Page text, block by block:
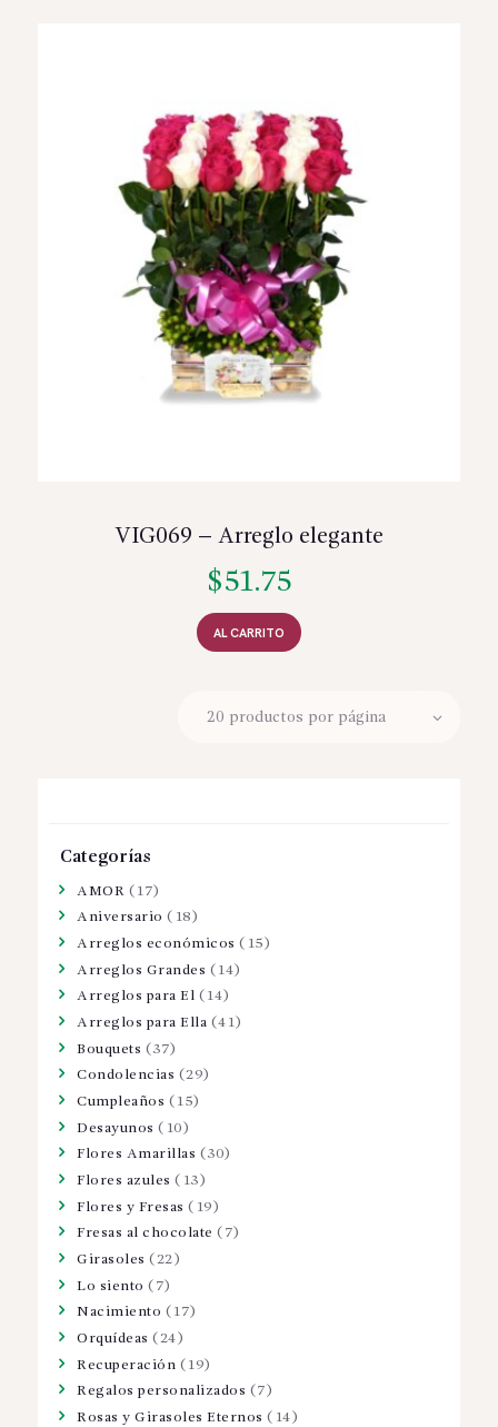
VIG069 – Arreglo elegante
$51.75
AL CARRITO
Categorías
AMOR (17)
Aniversario (18)
Arreglos económicos (15)
Arreglos Grandes (14)
Arreglos para El (14)
Arreglos para Ella (41)
Bouquets (37)
Condolencias (29)
Cumpleaños (15)
Desayunos (10)
Flores Amarillas (30)
Flores azules (13)
Flores y Fresas (19)
Fresas al chocolate (7)
Girasoles (22)
Lo siento (7)
Nacimiento (17)
Orquídeas (24)
Recuperación (19)
Regalos personalizados (7)
Rosas y Girasoles Eternos (14)